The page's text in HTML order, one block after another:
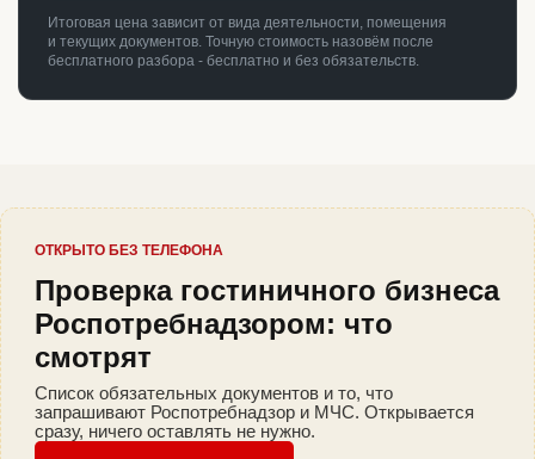
Итоговая цена зависит от вида деятельности, помещения
и текущих документов. Точную стоимость назовём после
бесплатного разбора - бесплатно и без обязательств.
ОТКРЫТО БЕЗ ТЕЛЕФОНА
Проверка гостиничного бизнеса
Роспотребнадзором: что
смотрят
Список обязательных документов и то, что
запрашивают Роспотребнадзор и МЧС. Открывается
сразу, ничего оставлять не нужно.